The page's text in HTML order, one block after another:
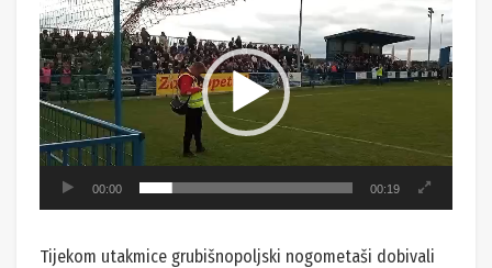
videozapisa
00:00 00:19
Tijekom utakmice grubišnopoljski nogometaši dobivali